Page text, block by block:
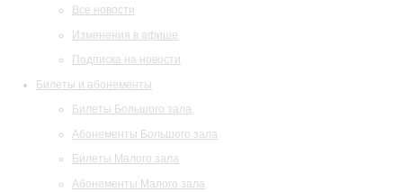
Все новости
Изменения в афише
Подписка на новости
Билеты и абонементы
Билеты Большого зала
Абонементы Большого зала
Билеты Малого зала
Абонементы Малого зала